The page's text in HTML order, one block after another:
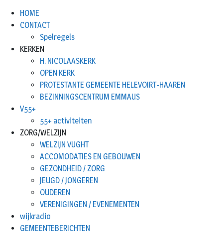
HOME
CONTACT
Spelregels
KERKEN
H. NICOLAASKERK
OPEN KERK
PROTESTANTE GEMEENTE HELEVOIRT-HAAREN
BEZINNINGSCENTRUM EMMAUS
V55+
55+ activiteiten
ZORG/WELZIJN
WELZIJN VUGHT
ACCOMODATIES EN GEBOUWEN
GEZONDHEID / ZORG
JEUGD / JONGEREN
OUDEREN
VERENIGINGEN / EVENEMENTEN
wijkradio
GEMEENTEBERICHTEN